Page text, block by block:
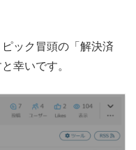
ック冒頭の「解決済
幸いです。